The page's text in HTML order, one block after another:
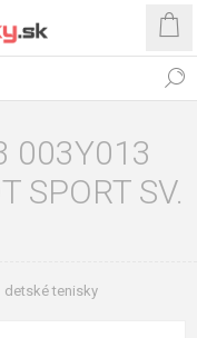
003Y013
SPORT SV.
detské tenisky